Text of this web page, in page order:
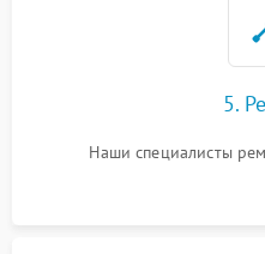
5.
Наши специалисты